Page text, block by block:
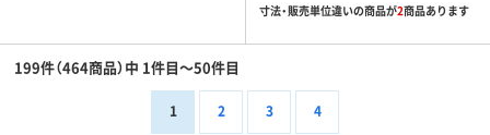
寸法・販売単位違いの商品が2商品あります
199件（464商品）中 1件目～50件目
1 2 3 4